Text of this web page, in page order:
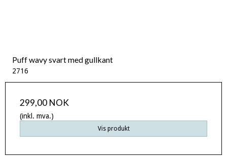
Puff wavy svart med gullkant
2716
299,00 NOK
(inkl. mva.)
Vis produkt